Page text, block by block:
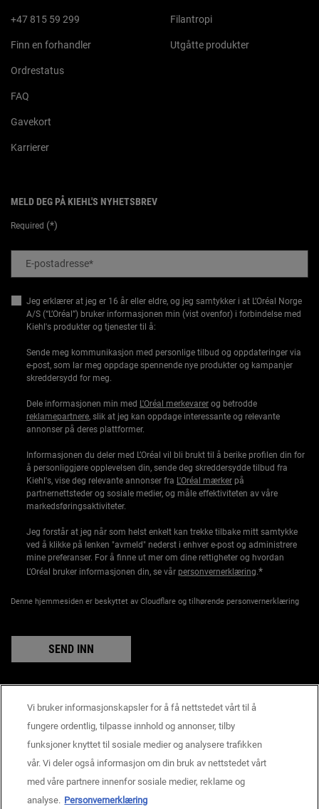
+47 815 59 299
Finn en forhandler
Ordrestatus
FAQ
Gavekort
Karrierer
Filantropi
Utgåtte produkter
MELD DEG PÅ KIEHL'S NYHETSBREV
Required (*)
E-postadresse*
Jeg erklærer at jeg er 16 år eller eldre, og jeg samtykker i at L’Oréal Norge
A/S (“L’Oréal”) bruker informasjonen min (vist ovenfor) i forbindelse med
Kiehl's produkter og tjenester til å:
Sende meg kommunikasjon med personlige tilbud og oppdateringer via
e-post, som lar meg oppdage spennende nye produkter og kampanjer
skreddersydd for meg.
Dele informasjonen min med L'Oréal merkevarer og betrodde
reklamepartnere, slik at jeg kan oppdage interessante og relevante
annonser på deres plattformer.
Informasjonen du deler med L’Oréal vil bli brukt til å berike profilen din for
å personliggjøre opplevelsen din, sende deg skreddersydde tilbud fra
Kiehl's, vise deg relevante annonser fra L'Oréal mærker på
partnernettsteder og sosiale medier, og måle effektiviteten av våre
markedsføringsaktiviteter.
Jeg forstår at jeg når som helst enkelt kan trekke tilbake mitt samtykke
ved å klikke på lenken "avmeld" nederst i enhver e-post og administrere
mine preferanser. For å finne ut mer om dine rettigheter og hvordan
L’Oréal bruker informasjonen din, se vår personvernerklæring.*
Denne hjemmesiden er beskyttet av Cloudflare og tilhørende personvernerklæring
SEND INN
Produsentinformasjon
KIEHL'S
14, rue Royale - 75008 Paris France
consumercare@dk.oaccare.com
BETALINGSINNSTILLINGER
Vi bruker informasjonskapsler for å få nettstedet vårt til å
fungere ordentlig, tilpasse innhold og annonser, tilby
funksjoner knyttet til sosiale medier og analysere trafikken
vår. Vi deler også informasjon om din bruk av nettstedet vårt
med våre partnere innenfor sosiale medier, reklame og
analyse. Personvernerklæring